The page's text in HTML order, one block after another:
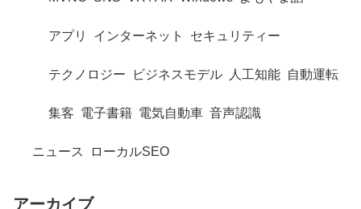
アプリ インターネット セキュリティー
テクノロジー ビジネスモデル 人工知能 自動運転
集客 電子書籍 電気自動車 音声認識
ニュース ローカルSEO
アーカイブ